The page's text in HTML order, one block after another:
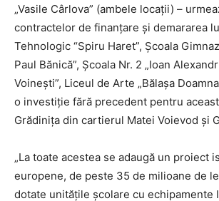
„Vasile Cârlova” (ambele locații) –
contractelor de finanțare și demararea
Tehnologic “Spiru Haret”, Școala
Paul Bănică”, Școala Nr. 2 „Ioan
Voinești”, Liceul de Arte „Bălașa
o investiție fără precedent pentru
Grădinița din cartierul Matei Voievod și
„La toate acestea se adaugă un proiect
europene, de peste 35 de milioane de
dotate unitățile școlare cu echipamente